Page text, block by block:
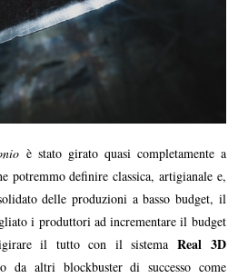
è stato girato quasi completamente a
potremmo definire classica, artigianale e,
delle produzioni a basso budget, il
i produttori ad incrementare il budget
il tutto con il sistema Real 3D
da altri blockbuster di successo come